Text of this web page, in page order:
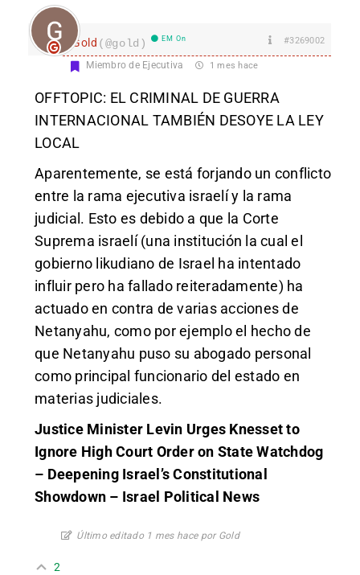
Gold (@gold) EM On #3269002
Miembro de Ejecutiva 1 mes hace
OFFTOPIC: EL CRIMINAL DE GUERRA
INTERNACIONAL TAMBIÉN DESOYE LA LEY
LOCAL
Aparentemente, se está forjando un conflicto
entre la rama ejecutiva israelí y la rama
judicial. Esto es debido a que la Corte
Suprema israelí (una institución la cual el
gobierno likudiano de Israel ha intentado
influir pero ha fallado reiteradamente) ha
actuado en contra de varias acciones de
Netanyahu, como por ejemplo el hecho de
que Netanyahu puso su abogado personal
como principal funcionario del estado en
materias judiciales.
Justice Minister Levin Urges Knesset to
Ignore High Court Order on State Watchdog
– Deepening Israel’s Constitutional
Showdown – Israel Political News
Último editado 1 mes hace por Gold
2